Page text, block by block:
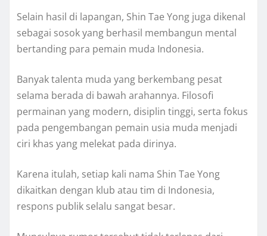
Selain hasil di lapangan, Shin Tae Yong juga dikenal
sebagai sosok yang berhasil membangun mental
bertanding para pemain muda Indonesia.
Banyak talenta muda yang berkembang pesat
selama berada di bawah arahannya. Filosofi
permainan yang modern, disiplin tinggi, serta fokus
pada pengembangan pemain usia muda menjadi
ciri khas yang melekat pada dirinya.
Karena itulah, setiap kali nama Shin Tae Yong
dikaitkan dengan klub atau tim di Indonesia,
respons publik selalu sangat besar.